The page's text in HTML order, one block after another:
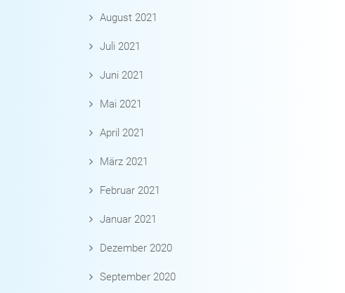
August 2021
Juli 2021
Juni 2021
Mai 2021
April 2021
März 2021
Februar 2021
Januar 2021
Dezember 2020
September 2020